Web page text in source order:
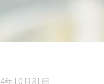
年10月31日